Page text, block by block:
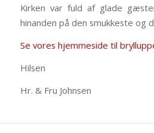
Kirken var fuld af glade
hinanden på den smukkeste og
Se vores hjemmeside til
Hilsen
Hr. & Fru Johnsen